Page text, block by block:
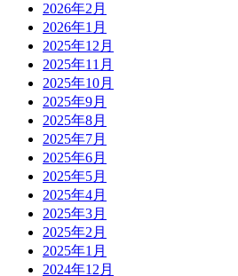
2026年2月
2026年1月
2025年12月
2025年11月
2025年10月
2025年9月
2025年8月
2025年7月
2025年6月
2025年5月
2025年4月
2025年3月
2025年2月
2025年1月
2024年12月